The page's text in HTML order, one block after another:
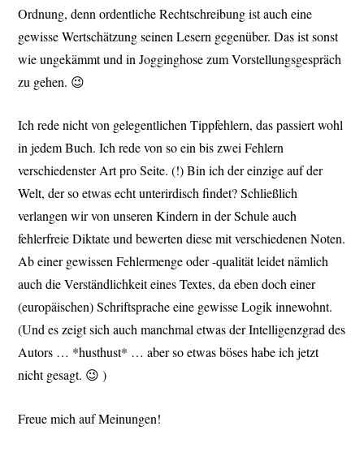
Ordnung, denn ordentliche Rechtschreibung ist auch eine
gewisse Wertschätzung seinen Lesern gegenüber. Das ist sonst
wie ungekämmt und in Jogginghose zum Vorstellungsgespräch
zu gehen. 😉
Ich rede nicht von gelegentlichen Tippfehlern, das passiert wohl
in jedem Buch. Ich rede von so ein bis zwei Fehlern
verschiedenster Art pro Seite. (!) Bin ich der einzige auf der
Welt, der so etwas echt unterirdisch findet? Schließlich
verlangen wir von unseren Kindern in der Schule auch
fehlerfreie Diktate und bewerten diese mit verschiedenen Noten.
Ab einer gewissen Fehlermenge oder -qualität leidet nämlich
auch die Verständlichkeit eines Textes, da eben doch einer
(europäischen) Schriftsprache eine gewisse Logik innewohnt.
(Und es zeigt sich auch manchmal etwas der Intelligenzgrad des
Autors … *husthust* … aber so etwas böses habe ich jetzt
nicht gesagt. 😉 )
Freue mich auf Meinungen!